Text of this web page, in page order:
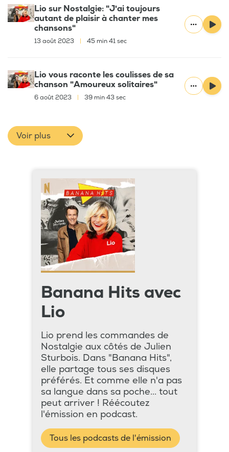
Lio sur Nostalgie: "J'ai toujours
autant de plaisir à chanter mes
chansons"
13 août 2023 45 min 41 sec
Lio vous raconte les coulisses de sa
chanson "Amoureux solitaires"
6 août 2023 39 min 43 sec
Voir plus
Banana Hits avec
Lio
Lio prend les commandes de
Nostalgie aux côtés de Julien
Sturbois. Dans "Banana Hits",
elle partage tous ses disques
préférés. Et comme elle n'a pas
sa langue dans sa poche... tout
peut arriver ! Réécoutez
l'émission en podcast.
Tous les podcasts de l'émission